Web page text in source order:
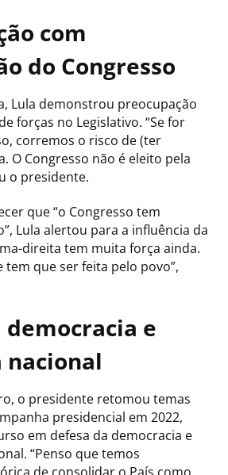
com
do Congresso
Lula demonstrou preocupação
forças no Legislativo. “Se for
corremos o risco de (ter
O Congresso não é eleito pela
o presidente.
que “o Congresso tem
Lula alertou para a influência da
direita tem muita força ainda.
tem que ser feita pelo povo”,
democracia e
nacional
o presidente retomou temas
presidencial em 2022,
em defesa da democracia e
“Penso que temos